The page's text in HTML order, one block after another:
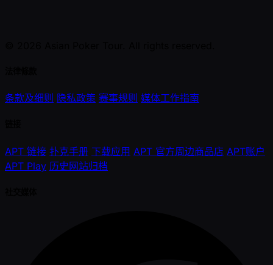
条款及细则 隐私政策 赛事规则 媒体工作指南
APT 链接 扑克手册 下载应用 APT 官方周边商品店 APT账户
APT Play 历史网站归档